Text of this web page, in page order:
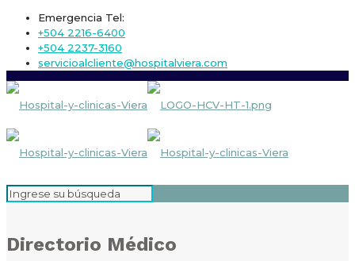
Emergencia Tel:
+504 2216-6400
+504 2237-3160
servicioalcliente@hospitalviera.com
Directorio Médico